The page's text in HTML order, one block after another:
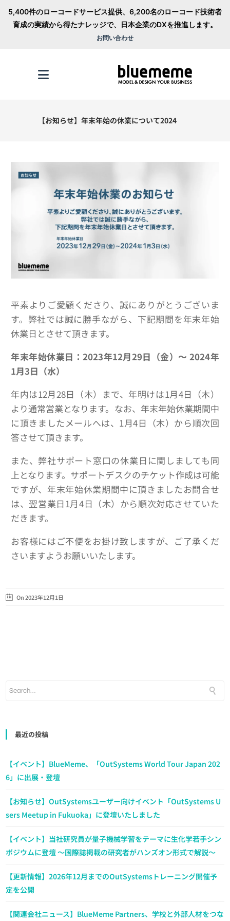
5,400件のローコードサービス提供、6,200名のローコード技術者
育成の実績から得たナレッジで、日本企業のDXを推進します。
お問い合わせ
【お知らせ】年末年始の休業について2024
平素よりご愛顧くださり、誠にありがとうございま
す。弊社では誠に勝手ながら、下記期間を年末年始
休業日とさせて頂きます。
年末年始休業日：2023年12月29日（金）～ 2024年
1月3日（水）
年内は12月28日（木）まで、年明けは1月4日（木）
より通常営業となります。なお、年末年始休業期間中
に頂きましたメールへは、1月4日（木）から順次回
答させて頂きます。
また、弊社サポート窓口の休業日に関しましても同
上となります。サポートデスクのチケット作成は可能
ですが、年末年始休業期間中に頂きましたお問合せ
は、翌営業日1月4日（木）から順次対応させていた
だきます。
お客様にはご不便をお掛け致しますが、ご了承くだ
さいますようお願いいたします。
On 2023年12月1日
最近の投稿
【イベント】BlueMeme、「OutSystems World Tour Japan 202
6」に出展・登壇
【お知らせ】OutSystemsユーザー向けイベント「OutSystems U
sers Meetup in Fukuoka」に登壇いたしました
【イベント】当社研究員が量子機械学習をテーマに生化学若手シン
ポジウムに登壇 ～国際誌掲載の研究者がハンズオン形式で解説～
【更新情報】2026年12月までのOutSystemsトレーニング開催予
定を公開
【関連会社ニュース】BlueMeme Partners、学校と外部人材をつな